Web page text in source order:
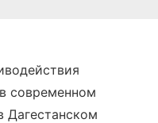
современном
Дагестанском